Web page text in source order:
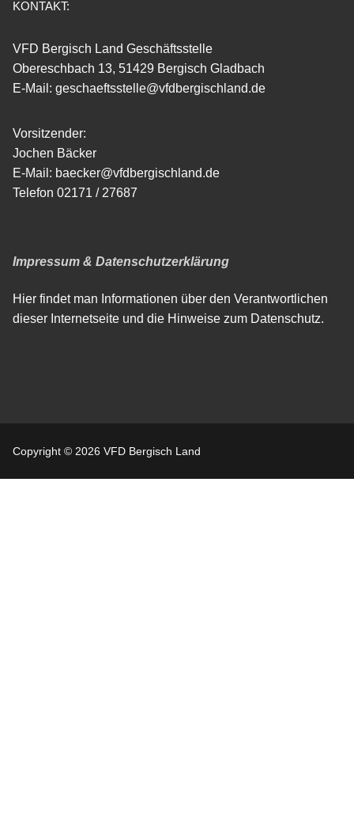
KONTAKT:
VFD Bergisch Land Geschäftsstelle
Obereschbach 13, 51429 Bergisch Gladbach
E-Mail: geschaeftsstelle@vfdbergischland.de
Vorsitzender:
Jochen Bäcker
E-Mail: baecker@vfdbergischland.de
Telefon 02171 / 27687
Impressum & Datenschutzerklärung
Hier findet man Informationen über den Verantwortlichen
dieser Internetseite und die Hinweise zum Datenschutz.
Copyright © 2026 VFD Bergisch Land